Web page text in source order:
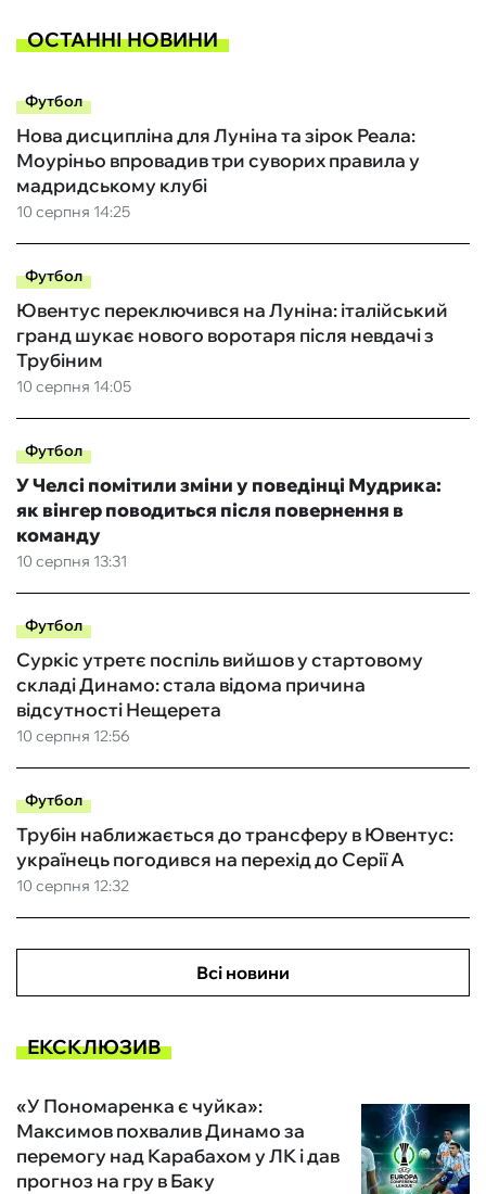
ОСТАННІ НОВИНИ
Футбол
10 серпня 14:25
Нова дисципліна для Луніна та зірок Реала:
Моуріньо впровадив три суворих правила у
мадридському клубі
Футбол
10 серпня 14:05
Ювентус переключився на Луніна: італійський
гранд шукає нового воротаря після невдачі з
Трубіним
Футбол
10 серпня 13:31
У Челсі помітили зміни у поведінці Мудрика:
як вінгер поводиться після повернення в
команду
Футбол
10 серпня 12:56
Суркіс утретє поспіль вийшов у стартовому
складі Динамо: стала відома причина
відсутності Нещерета
Футбол
10 серпня 12:32
Трубін наближається до трансферу в Ювентус:
українець погодився на перехід до Серії А
Всі новини
ЕКСКЛЮЗИВ
«У Пономаренка є чуйка»:
Максимов похвалив Динамо за
перемогу над Карабахом у ЛК і дав
прогноз на гру в Баку